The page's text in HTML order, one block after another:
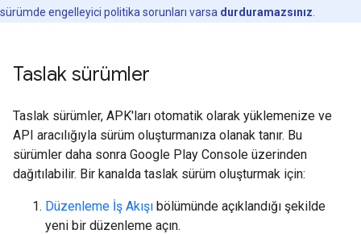
sürümde engelleyici politika sorunları varsa durduramazsınız
Taslak sürümler
Taslak sürümler, APK'ları otomatik olarak yüklemenize ve
API aracılığıyla sürüm oluşturmanıza olanak tanır. Bu
sürümler daha sonra Google Play Console üzerinden
dağıtılabilir. Bir kanalda taslak sürüm oluşturmak için:
Düzenleme İş Akışı bölümünde açıklandığı şekilde
yeni bir düzenleme açın.